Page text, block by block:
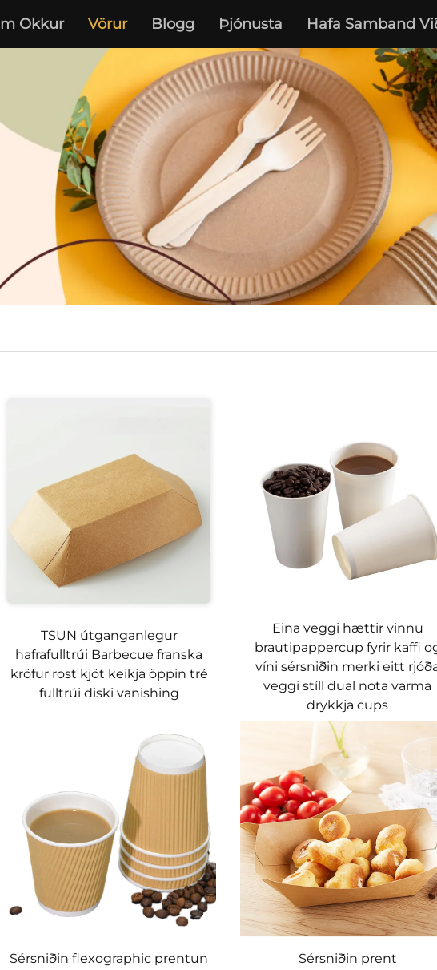
Okkur Vörur Blogg Þjónusta Hafa Samband
TSUN útganganlegur
hafrafulltrúi Barbecue franska
kröfur rost kjöt keikja öppin tré
fulltrúi diski vanishing
Eina veggi hættir vinnu
brautipappercup fyrir kaffi
víni sérsniðin merki eitt
veggi stíll dual nota varma
drykkja cups
Sérsniðin flexographic prentun
Sérsniðin prent